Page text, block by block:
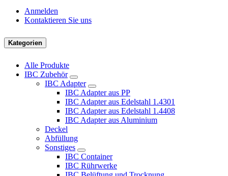
Anmelden
Kontaktieren Sie uns
Kategorien
Alle Produkte
IBC Zubehör
IBC Adapter
IBC Adapter aus PP
IBC Adapter aus Edelstahl 1.4301
IBC Adapter aus Edelstahl 1.4408
IBC Adapter aus Aluminium
Deckel
Abfüllung
Sonstiges
IBC Container
IBC Rührwerke